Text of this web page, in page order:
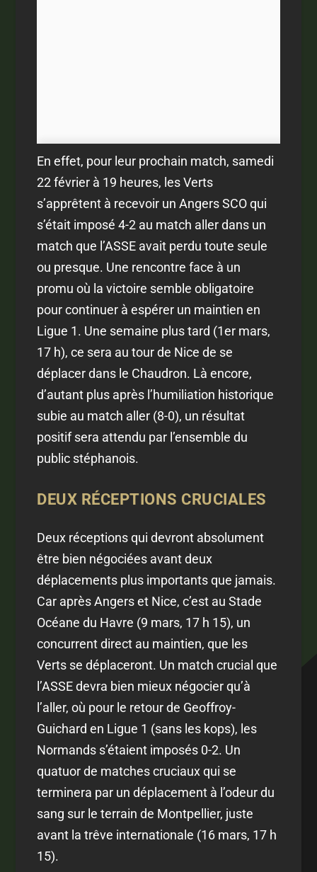
En effet, pour leur prochain match, samedi
22 février à 19 heures, les Verts
s’apprêtent à recevoir un Angers SCO qui
s’était imposé 4-2 au match aller dans un
match que l’ASSE avait perdu toute seule
ou presque. Une rencontre face à un
promu où la victoire semble obligatoire
pour continuer à espérer un maintien en
Ligue 1. Une semaine plus tard (1er mars,
17 h), ce sera au tour de Nice de se
déplacer dans le Chaudron. Là encore,
d’autant plus après l’humiliation historique
subie au match aller (8-0), un résultat
positif sera attendu par l’ensemble du
public stéphanois.
DEUX RÉCEPTIONS CRUCIALES
Deux réceptions qui devront absolument
être bien négociées avant deux
déplacements plus importants que jamais.
Car après Angers et Nice, c’est au Stade
Océane du Havre (9 mars, 17 h 15), un
concurrent direct au maintien, que les
Verts se déplaceront. Un match crucial que
l’ASSE devra bien mieux négocier qu’à
l’aller, où pour le retour de Geoffroy-
Guichard en Ligue 1 (sans les kops), les
Normands s’étaient imposés 0-2. Un
quatuor de matches cruciaux qui se
terminera par un déplacement à l’odeur du
sang sur le terrain de Montpellier, juste
avant la trêve internationale (16 mars, 17 h
15).